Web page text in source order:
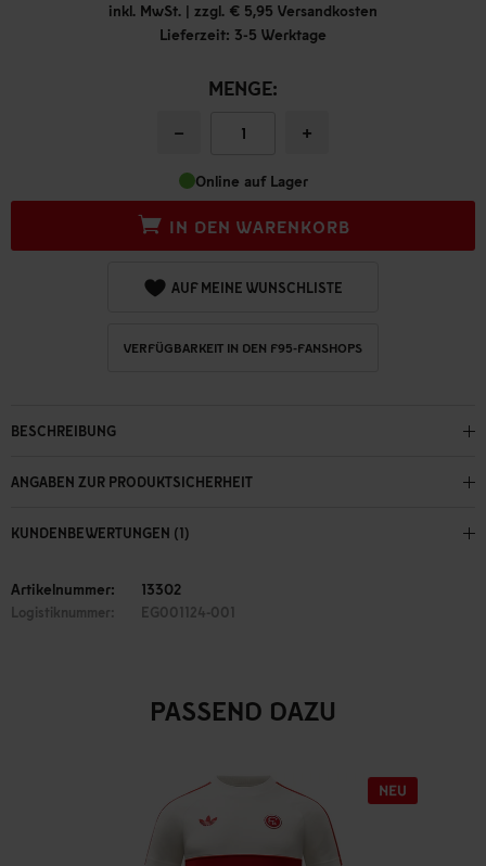
inkl. MwSt. | zzgl. € 5,95 Versandkosten
Lieferzeit: 3-5 Werktage
MENGE:
− +
Online auf Lager
IN DEN WARENKORB
AUF MEINE WUNSCHLISTE
VERFÜGBARKEIT IN DEN F95-FANSHOPS
BESCHREIBUNG
ANGABEN ZUR PRODUKTSICHERHEIT
KUNDENBEWERTUNGEN (1)
Artikelnummer: 13302
Logistiknummer: EG001124-001
PASSEND DAZU